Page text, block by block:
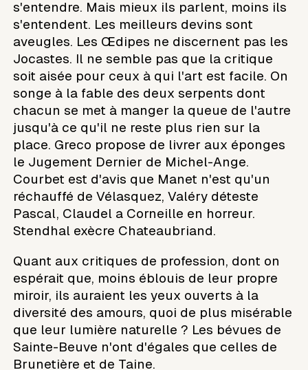
s'entendre. Mais mieux ils parlent, moins ils
s'entendent. Les meilleurs devins sont
aveugles. Les Œdipes ne discernent pas les
Jocastes. Il ne semble pas que la critique
soit aisée pour ceux à qui l'art est facile. On
songe à la fable des deux serpents dont
chacun se met à manger la queue de l'autre
jusqu'à ce qu'il ne reste plus rien sur la
place. Greco propose de livrer aux éponges
le Jugement Dernier de Michel-Ange.
Courbet est d'avis que Manet n'est qu'un
réchauffé de Vélasquez, Valéry déteste
Pascal, Claudel a Corneille en horreur.
Stendhal exècre Chateaubriand.
Quant aux critiques de profession, dont on
espérait que, moins éblouis de leur propre
miroir, ils auraient les yeux ouverts à la
diversité des amours, quoi de plus misérable
que leur lumière naturelle ? Les bévues de
Sainte-Beuve n'ont d'égales que celles de
Brunetière et de Taine.